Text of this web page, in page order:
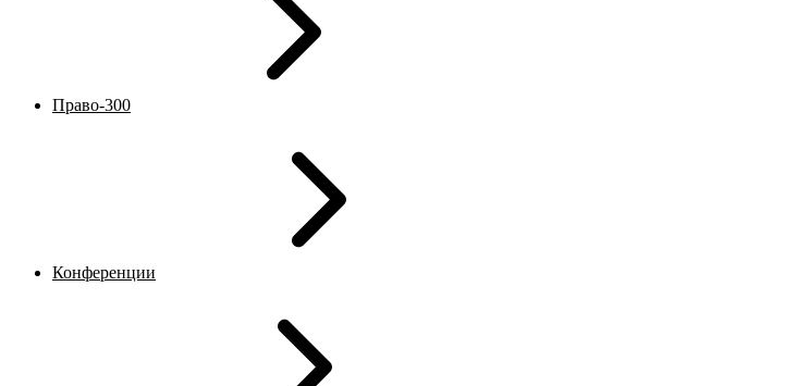
Право-300
Конференции